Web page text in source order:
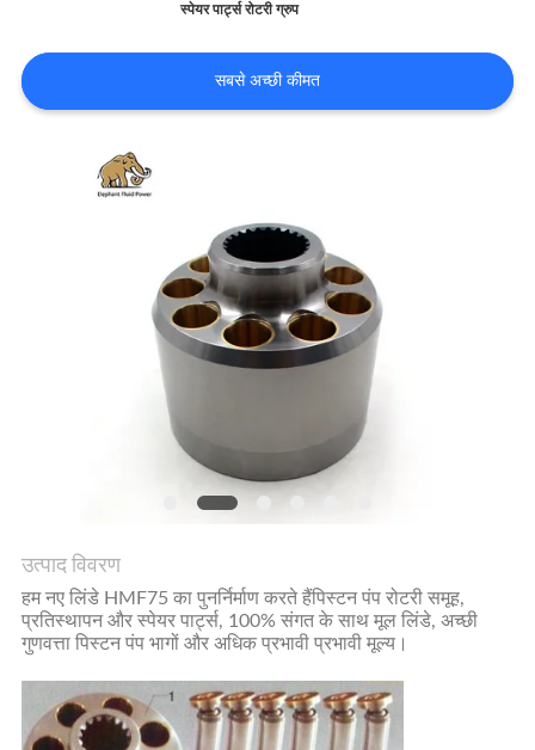
समाचार
मामलों
साइटमैप
स्पेयर पार्ट्स रोटरी ग्रुप
सबसे अच्छी कीमत
उत्पाद विवरण
हम नए लिंडे HMF75 का पुनर्निर्माण करते हैंपिस्टन पंप रोटरी समूह,
प्रतिस्थापन और स्पेयर पार्ट्स, 100% संगत के साथ मूल लिंडे, अच्छी
गुणवत्ता पिस्टन पंप भागों और अधिक प्रभावी प्रभावी मूल्य।